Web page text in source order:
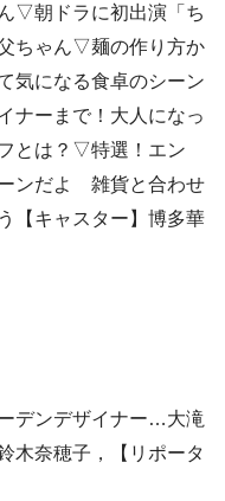
▽朝ドラに初出演「ち
ちゃん▽麺の作り方か
気になる食卓のシーン
ナーまで！大人になっ
とは？▽特選！エン
ンだよ 雑貨と合わせ
【キャスター】博多華
デンデザイナー…大滝
木奈穂子，【リポータ